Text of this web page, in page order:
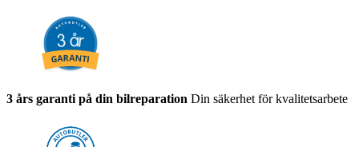
3 års garanti på din bilreparation Din säkerhet för kvalitetsarbete